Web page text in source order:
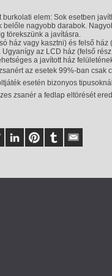
burkolati elem: Sok esetben
belőle nagyobb darabok.
törekszünk a javításra.
ház vagy kasztni) és felső
az LCD ház (felső
a javított ház
az esetek 99%-ban csak
esetén bizonyos
zsanér a fedlap eltörését